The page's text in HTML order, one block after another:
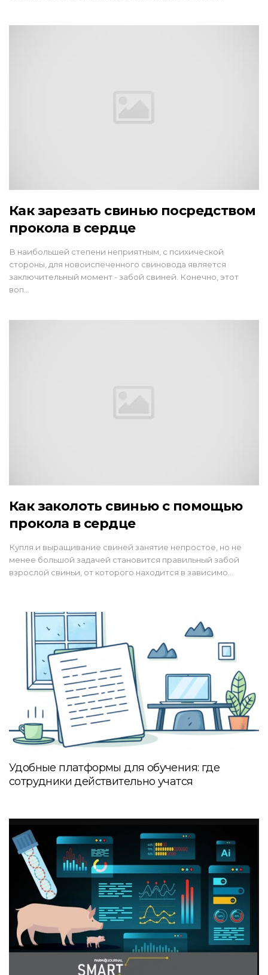
Как зарезать свинью посредством
прокола в сердце
В наибольшей степени неприятным, с психической
стороны, для новоиспеченного свиновода является
заключительный момент - забой свиней. Конечно, этот
воп…
Как заколоть свинью с помощью
прокола в сердце
Купля и выращивание свиней занятие непростое, но не
менее большой задачей становится правильный забой
взрослой свиньи, от которого находится в зависимо…
Удобные платформы для обучения: где
сотрудники действительно учатся